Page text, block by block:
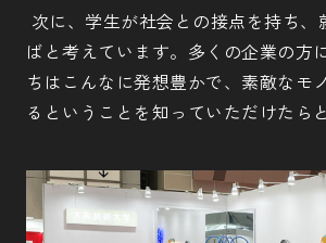
次に、学生が社会との接点を持ち、
ばと考えています。多くの企業の方
ちはこんなに発想豊かで、素敵なモ
るということを知っていただけたら